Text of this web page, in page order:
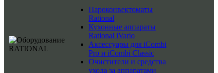
Пароконвектоматы
Rational
Кухонные аппараты
Rational iVario
Аксессуары для iCombi
Pro и iCombi Classic
Очистители и средства
ухода за аппаратами